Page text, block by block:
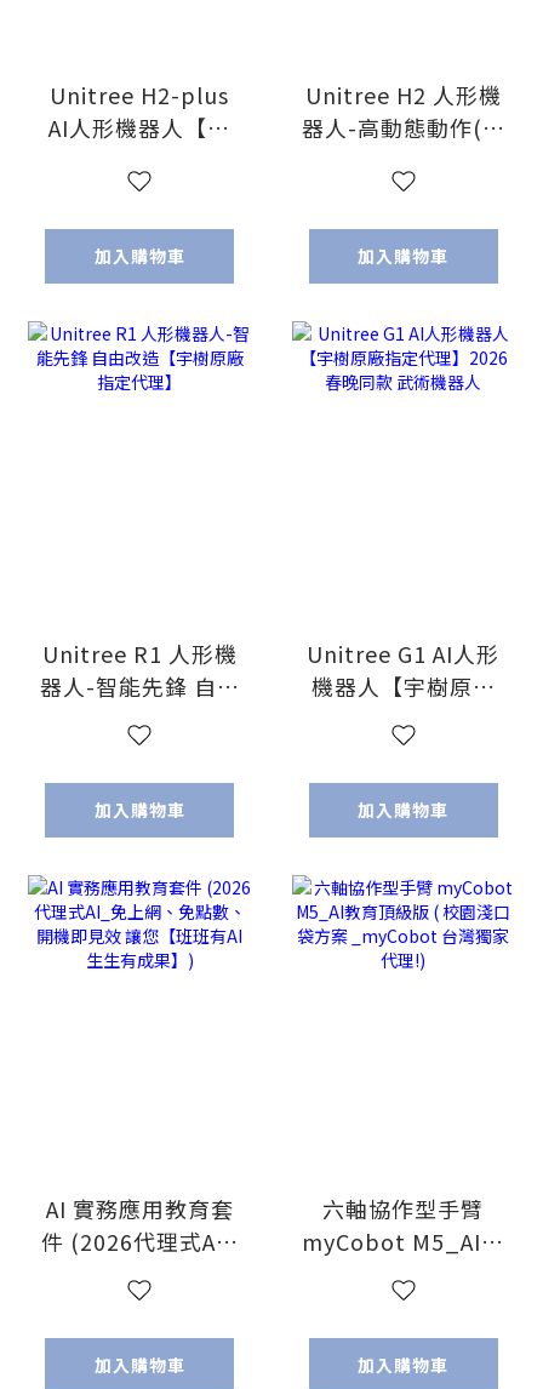
Unitree H2-plus
AI人形機器人【宇
2026 Computex
NVIDIA 首推產品
加入購物車
Unitree H2 人形機
器人-高動態動作(宇
加入購物車
Unitree R1 人形機
器人-智能先鋒 自由
改造【宇樹原廠指
定代理】
加入購物車
Unitree G1 AI人形
機器人【宇樹原廠
指定代理】2026春
晚同款 武術機器人
加入購物車
AI 實務應用教育套
件 (2026代理式AI_
免上網、免點數、
開機即見效 讓您
【班班有AI 生生有
成果】)
加入購物車
六軸協作型手臂
myCobot M5_AI教
育頂級版 ( 校園淺
口袋方案
_myCobot 台灣獨
家代理!)
加入購物車